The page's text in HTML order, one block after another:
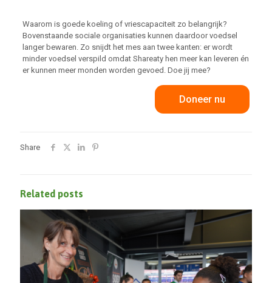
Waarom is goede koeling of vriescapaciteit zo belangrijk?
Bovenstaande sociale organisaties kunnen daardoor voedsel
langer bewaren. Zo snijdt het mes aan twee kanten: er wordt
minder voedsel verspild omdat Shareaty hen meer kan leveren én
er kunnen meer monden worden gevoed. Doe jij mee?
Doneer nu
Share
Related posts